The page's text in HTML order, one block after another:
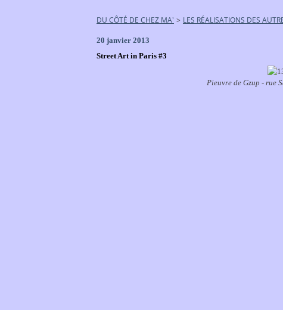
DU CÔTÉ DE CHEZ MA' > LES RÉALISATIONS DES
20 janvier 2013
Street Art in Paris #3
Pieuvre de Gzup - rue